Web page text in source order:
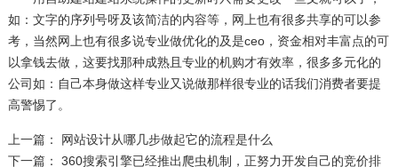
如：文字的序列号呀及该简洁的内容等，网上也有很多共享的可以参
考，当然网上也有很多说专业做优化的及是ceo，资金相对丰富点的可
以拿钱去做，这要找那种成熟且专业的机购才有效率，很多多元化的
公司如：自己本身做这样专业又说做那样很专业的话我们消费者要提
高警惕了。
上一篇：
网站设计从哪几步做起它的流程是什么
下一篇：
360搜索引擎已经推出爬虫机制，正努力开发自己的竞价排